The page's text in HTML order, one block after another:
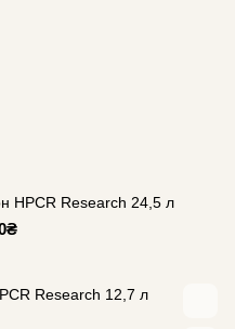
HPCR Research 24,5 л